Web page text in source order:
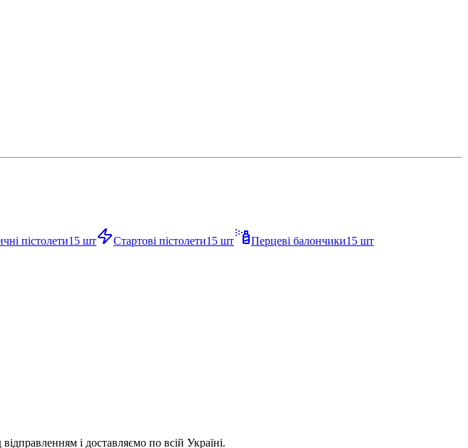
пістолети15 шт Стартові пістолети15 шт Перцеві балончики15 шт
і доставляємо по всій Україні.